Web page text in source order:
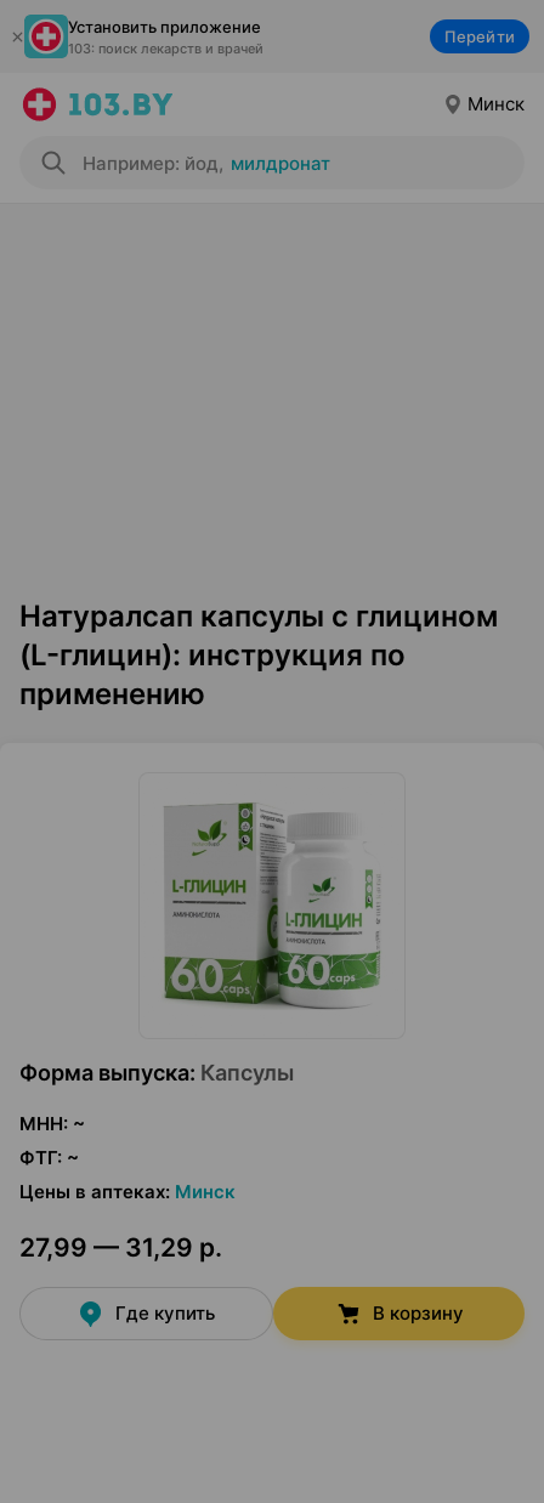
Установить приложение
103: поиск лекарств и врачей
Перейти
Минск
Например: йод, милдронат
Натуралсап капсулы с глицином
(L-глицин): инструкция по
применению
Форма выпуска: Капсулы
МНН: ~
ФТГ: ~
Цены в аптеках: Минск
27,99 — 31,29 р.
Где купить В корзину